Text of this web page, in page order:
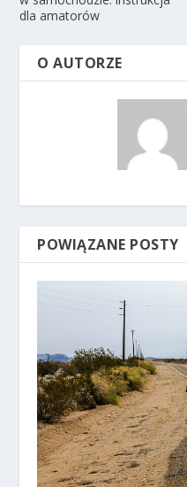
dla amatorów
O AUTORZE
POWIĄZANE POSTY